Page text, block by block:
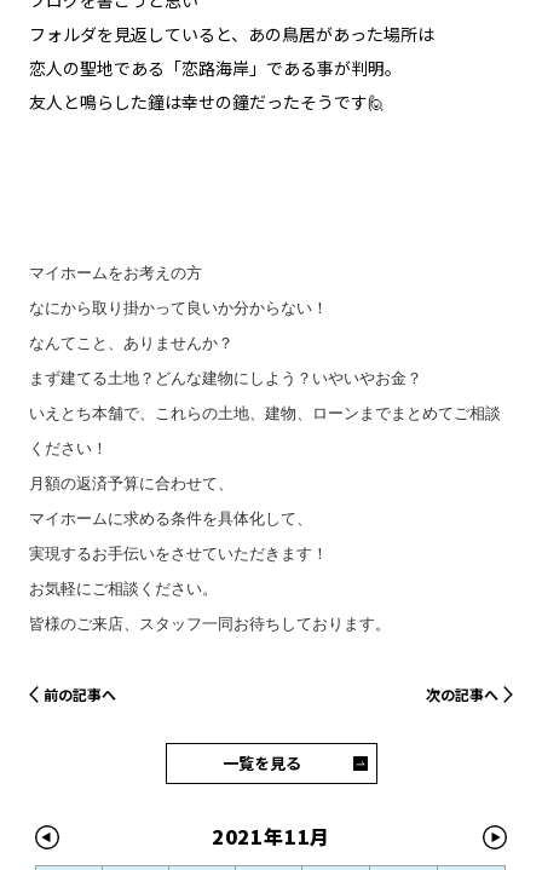
フォルダを見返していると、あの鳥居があった場所は
恋人の聖地である「恋路海岸」である事が判明。
友人と鳴らした鐘は幸せの鐘だったそうです🙋
マイホームをお考えの方
なにから取り掛かって良いか分からない！
なんてこと、ありませんか？
まず建てる土地？どんな建物にしよう？いやいやお金？
いえとち本舗で、これらの土地、建物、ローンまでまとめてご相談
ください！
月額の返済予算に合わせて、
マイホームに求める条件を具体化して、
実現するお手伝いをさせていただきます！
お気軽にご相談ください。
皆様のご来店、スタッフ一同お待ちしております。
前の記事へ
一覧を見る
次の記事へ
2021年11月